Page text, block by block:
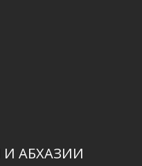
И АБХАЗИИ